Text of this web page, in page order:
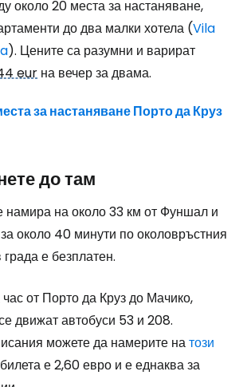
около 20 места за настаняване,
до два малки хотела (Vila
). Цените са разумни и варират
eur на вечер за двама.
за настаняване Порто да Круз
до там
намира на около 33 км от Фуншал и
около 40 минути по околовръстния
е безплатен.
от Порто да Круз до Мачико,
движат автобуси 53 и 208.
можете да намерите натози
е 2,60 евро и е еднаква за